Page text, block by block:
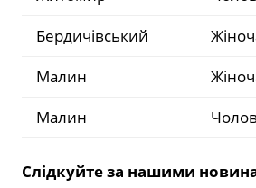
Бердичівський
Малин
Малин
Слідкуйте за нашими